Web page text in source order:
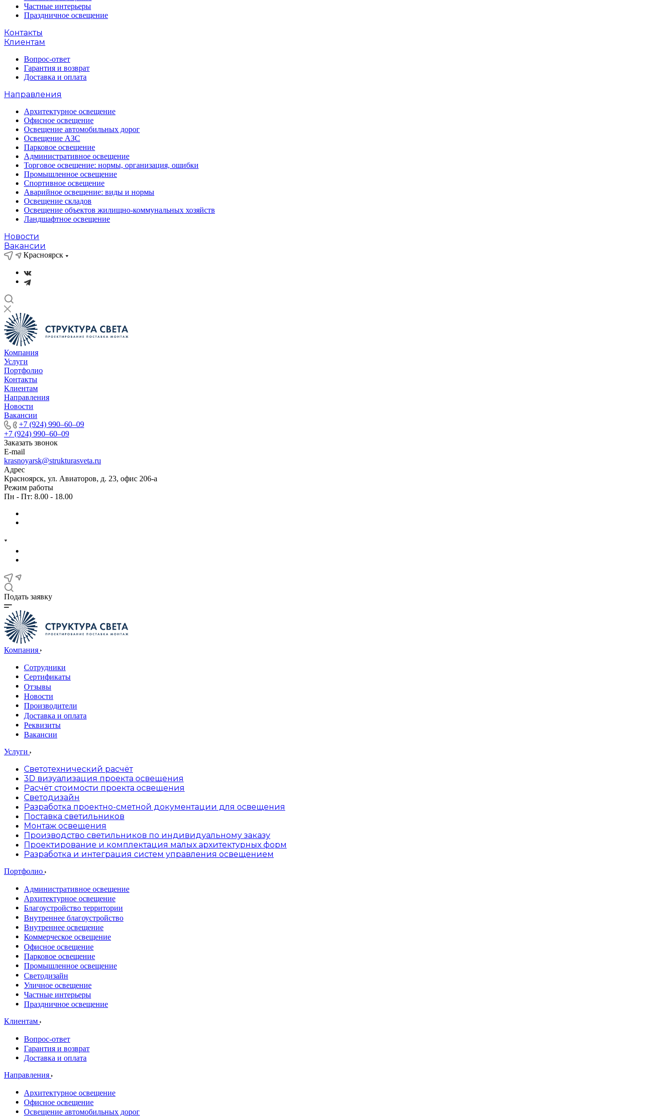
Частные интерьеры
Праздничное освещение
Контакты
Клиентам
Вопрос-ответ
Гарантия и возврат
Доставка и оплата
Направления
Архитектурное освещение
Офисное освещение
Освещение автомобильных дорог
Освещение АЗС
Парковое освещение
Административное освещение
Торговое освещение: нормы, организация, ошибки
Промышленное освещение
Спортивное освещение
Аварийное освещение: виды и нормы
Освещение складов
Освещение объектов жилищно-коммунальных хозяйств
Ландшафтное освещение
Новости
Вакансии
Красноярск
Компания
Услуги
Портфолио
Контакты
Клиентам
Направления
Новости
Вакансии
+7 (924) 990‒60‒09
+7 (924) 990‒60‒09
Заказать звонок
E-mail
krasnoyarsk@strukturasveta.ru
Адрес
Красноярск, ул. Авиаторов, д. 23, офис 206-а
Режим работы
Пн - Пт: 8.00 - 18.00
Подать заявку
Компания
Сотрудники
Сертификаты
Отзывы
Новости
Производители
Доставка и оплата
Реквизиты
Вакансии
Услуги
Светотехнический расчёт
3D визуализация проекта освещения
Расчёт стоимости проекта освещения
Светодизайн
Разработка проектно-сметной документации для освещения
Поставка светильников
Монтаж освещения
Производство светильников по индивидуальному заказу
Проектирование и комплектация малых архитектурных форм
Разработка и интеграция систем управления освещением
Портфолио
Административное освещение
Архитектурное освещение
Благоустройство территории
Внутреннее благоустройство
Внутреннее освещение
Коммерческое освещение
Офисное освещение
Парковое освещение
Промышленное освещение
Светодизайн
Уличное освещение
Частные интерьеры
Праздничное освещение
Клиентам
Вопрос-ответ
Гарантия и возврат
Доставка и оплата
Направления
Архитектурное освещение
Офисное освещение
Освещение автомобильных дорог